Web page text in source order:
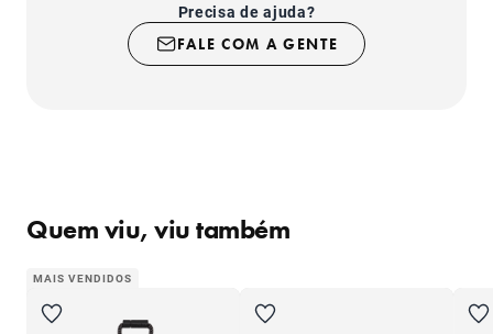
Precisa de ajuda?
FALE COM A GENTE
Quem viu, viu também
MAIS VENDIDOS